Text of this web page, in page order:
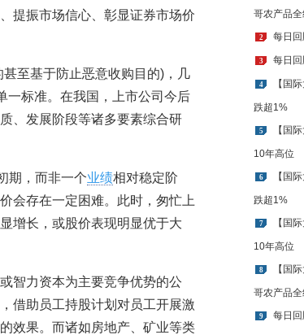
提振市场信心、彰显证券市场价
至基于防止恶意收购目的)，几
一标准。在我国，上市公司今后
、发展阶段等诸多要素综合研
期，而非一个业绩相对稳定阶
会存在一定困难。此时，匆忙上
增长，或股价表现明显优于大
智力资本为主要竞争优势的公
借助员工持股计划对员工开展激
效果。而诸如房地产、矿业等类
哥农产品
2 每日
3 每日
4 【国
跌超1%
5 【国
10年高位
6 【国
跌超1%
7 【国
10年高位
8 【国
哥农产品
9 每日